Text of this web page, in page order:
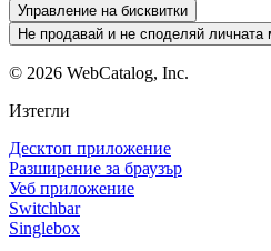
Управление на бисквитки
Не продавай и не споделяй
© 2026 WebCatalog, Inc.
Изтегли
Десктоп приложение
Разширение за браузър
Уеб приложение
Switchbar
Singlebox